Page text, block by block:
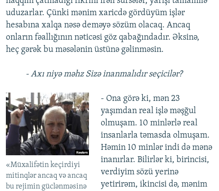
uduzarlar. Çünki mənim xaricdə gördüyüm işlər
hesabına xalqa nəsə deməyə sözüm olacaq. Ancaq
onların fəallığının nəticəsi göz qabağındadır. Əksinə,
heç gərək bu məsələnin üstünə gəlinməsin.
- Axı niyə məhz Sizə inanmalıdır seçicilər?
«Müxalifətin keçirdiyi
mitinqlər ancaq və ancaq
bu rejimin güclənməsinə
- Ona görə ki, mən 23
yaşımdan real işlə məşğul
olmuşam. 10 minlərlə real
insanlarla təmasda olmuşam.
Həmin 10 minlər indi də mənə
inanırlar. Bilirlər ki, birincisi,
verdiyim sözü yerinə
yetirirəm, ikincisi də, mənim